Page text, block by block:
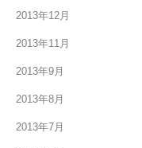
2013年12月
2013年11月
2013年9月
2013年8月
2013年7月